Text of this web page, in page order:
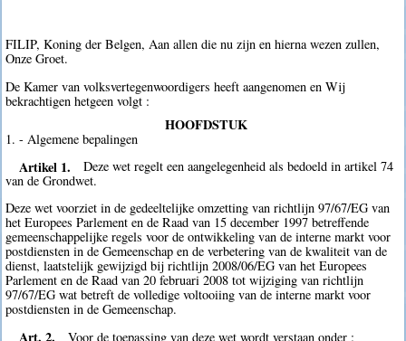
FILIP, Koning der Belgen, Aan allen die nu zijn en hierna wezen zullen,
Onze Groet.
De Kamer van volksvertegenwoordigers heeft aangenomen en Wij
bekrachtigen hetgeen volgt :
HOOFDSTUK
1. - Algemene bepalingen
Artikel 1.
Deze wet regelt een aangelegenheid als bedoeld in artikel 74
van de Grondwet.
Deze wet voorziet in de gedeeltelijke omzetting van richtlijn 97/67/EG van
het Europees Parlement en de Raad van 15 december 1997 betreffende
gemeenschappelijke regels voor de ontwikkeling van de interne markt voor
postdiensten in de Gemeenschap en de verbetering van de kwaliteit van de
dienst, laatstelijk gewijzigd bij richtlijn 2008/06/EG van het Europees
Parlement en de Raad van 20 februari 2008 tot wijziging van richtlijn
97/67/EG wat betreft de volledige voltooiing van de interne markt voor
postdiensten in de Gemeenschap.
Art. 2.
Voor de toepassing van deze wet wordt verstaan onder :